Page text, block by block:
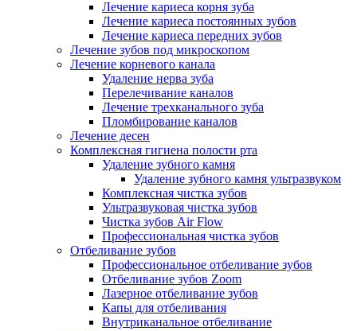
Лечение кариеса корня зуба
Лечение кариеса постоянных зубов
Лечение кариеса передних зубов
Лечение зубов под микроскопом
Лечение корневого канала
Удаление нерва зуба
Перелечивание каналов
Лечение трехканального зуба
Пломбирование каналов
Лечение десен
Комплексная гигиена полости рта
Удаление зубного камня
Удаление зубного камня ультразвуком
Комплексная чистка зубов
Ультразвуковая чистка зубов
Чистка зубов Air Flow
Профессиональная чистка зубов
Отбеливание зубов
Профессиональное отбеливание зубов
Отбеливание зубов Zoom
Лазерное отбеливание зубов
Капы для отбеливания
Внутриканальное отбеливание